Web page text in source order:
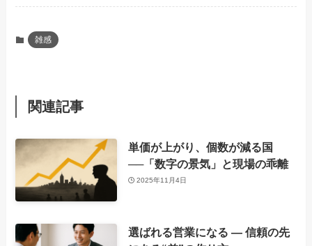
雑感
関連記事
単価が上がり、個数が減る国
──「数字の景気」と現場の乖離
2025年11月4日
選ばれる営業になる ― 信頼の先